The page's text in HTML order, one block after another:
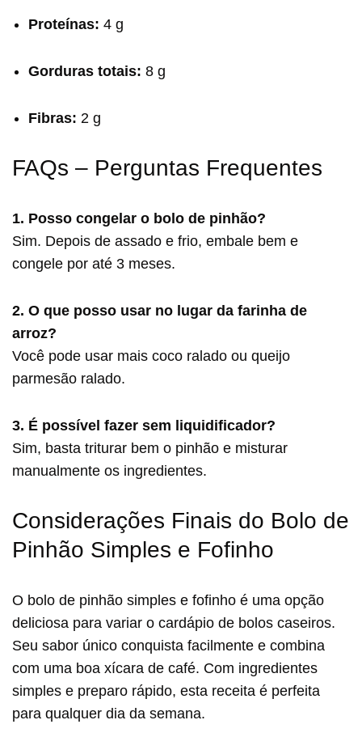
Proteínas: 4 g
Gorduras totais: 8 g
Fibras: 2 g
FAQs – Perguntas Frequentes
1. Posso congelar o bolo de pinhão?
Sim. Depois de assado e frio, embale bem e
congele por até 3 meses.
2. O que posso usar no lugar da farinha de
arroz?
Você pode usar mais coco ralado ou queijo
parmesão ralado.
3. É possível fazer sem liquidificador?
Sim, basta triturar bem o pinhão e misturar
manualmente os ingredientes.
Considerações Finais do Bolo de
Pinhão Simples e Fofinho
O bolo de pinhão simples e fofinho é uma opção
deliciosa para variar o cardápio de bolos caseiros.
Seu sabor único conquista facilmente e combina
com uma boa xícara de café. Com ingredientes
simples e preparo rápido, esta receita é perfeita
para qualquer dia da semana.